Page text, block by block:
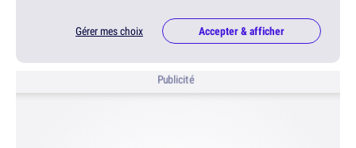
Gérer mes choix Accepter & afficher
Publicité